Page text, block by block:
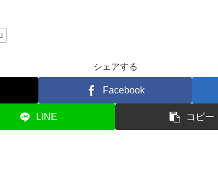
シェアする
Facebook
LINE コピー